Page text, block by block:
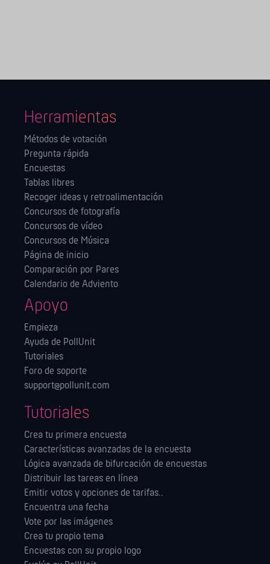
Herramientas
Métodos de votación
Pregunta rápida
Encuestas
Tablas libres
Recoger ideas y retroalimentación
Concursos de fotografía
Concursos de vídeo
Concursos de Música
Página de inicio
Comparación por Pares
Calendario de Adviento
Apoyo
Empieza
Ayuda de PollUnit
Tutoriales
Foro de soporte
support@pollunit.com
Tutoriales
Crea tu primera encuesta
Características avanzadas de la encuesta
Lógica avanzada de bifurcación de encuestas
Distribuir las tareas en línea
Emitir votos y opciones de tarifas..
Encuentra una fecha
Vote por las imágenes
Crea tu propio tema
Encuestas con su propio logo